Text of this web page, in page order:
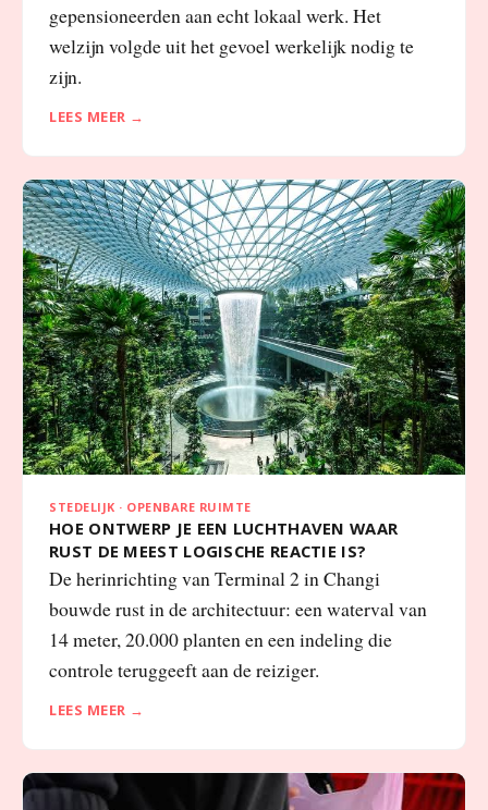
gepensioneerden aan echt lokaal werk. Het
welzijn volgde uit het gevoel werkelijk nodig te
zijn.
LEES MEER →
STEDELIJK · OPENBARE RUIMTE
HOE ONTWERP JE EEN LUCHTHAVEN WAAR
RUST DE MEEST LOGISCHE REACTIE IS?
De herinrichting van Terminal 2 in Changi
bouwde rust in de architectuur: een waterval van
14 meter, 20.000 planten en een indeling die
controle teruggeeft aan de reiziger.
LEES MEER →